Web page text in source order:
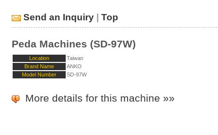
Send an Inquiry | Top
Peda Machines (SD-97W)
Location
Taiwan
Brand Name
ANKO
Model Number
SD-97W
More details for this machine »»